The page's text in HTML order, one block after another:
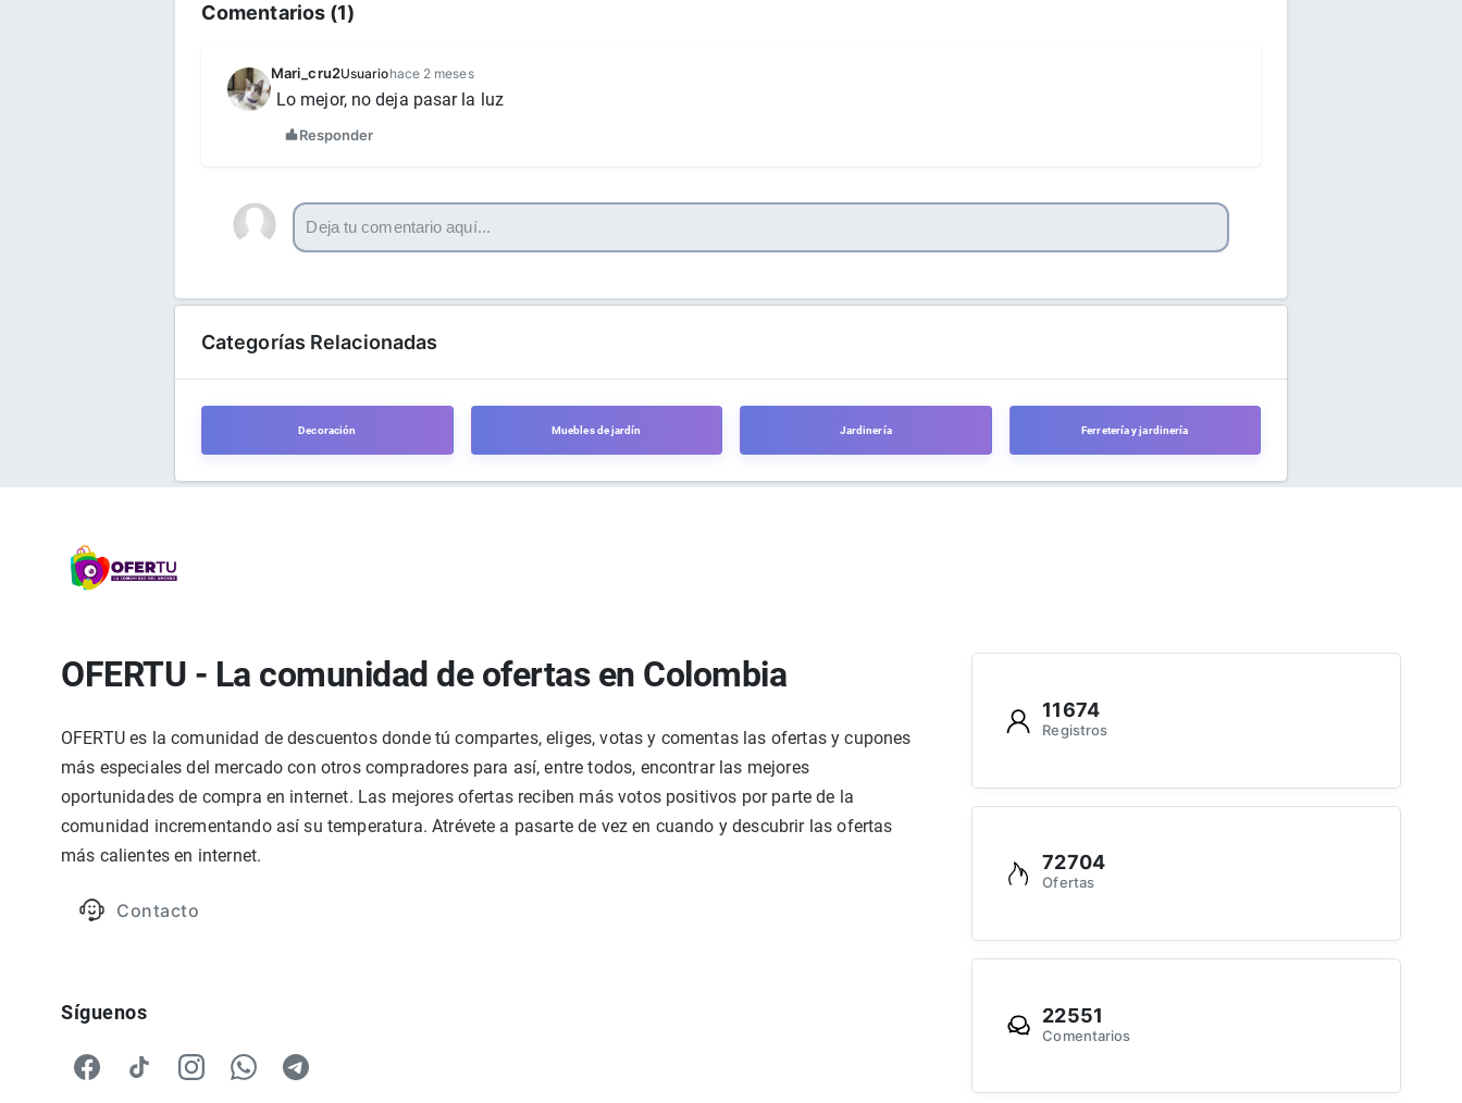
Comentarios (1)
Mari_cru2Usuariohace 2 meses
Lo mejor, no deja pasar la luz
Responder
Categorías Relacionadas
Decoración Muebles de jardín Jardinería Ferretería y jardinería
OFERTU - La comunidad de ofertas en Colombia
OFERTU es la comunidad de descuentos donde tú compartes, eliges, votas y comentas las ofertas y cupones
más especiales del mercado con otros compradores para así, entre todos, encontrar las mejores
oportunidades de compra en internet. Las mejores ofertas reciben más votos positivos por parte de la
comunidad incrementando así su temperatura. Atrévete a pasarte de vez en cuando y descubrir las ofertas
más calientes en internet.
Contacto
Síguenos
11674
Registros
72704
Ofertas
22551
Comentarios